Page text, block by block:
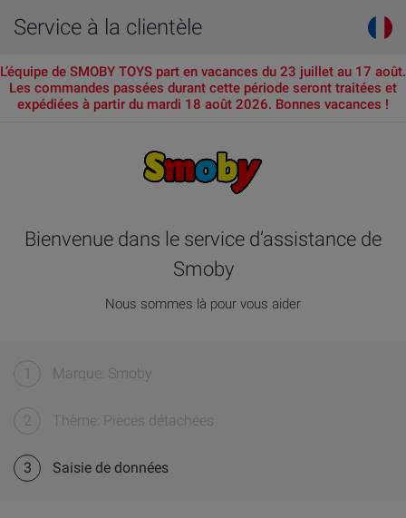
Service à la clientèle
L’équipe de SMOBY TOYS part en vacances du 23 juillet au 17 août.
Les commandes passées durant cette période seront traitées et
expédiées à partir du mardi 18 août 2026. Bonnes vacances !
Bienvenue dans le service d’assistance de
Smoby
Nous sommes là pour vous aider
1 Marque: Smoby
2 Thème: Pièces détachées
3 Saisie de données